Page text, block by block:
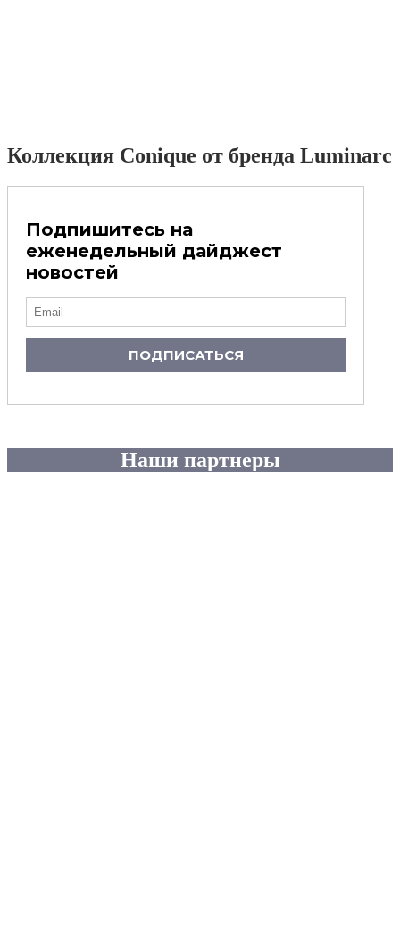
Коллекция Conique от бренда Luminarc
Подпишитесь на
еженедельный дайджест
новостей
ПОДПИСАТЬСЯ
Наши партнеры